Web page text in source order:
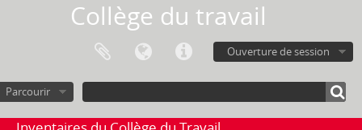
Collège du travail
Ouverture de session
Parcourir